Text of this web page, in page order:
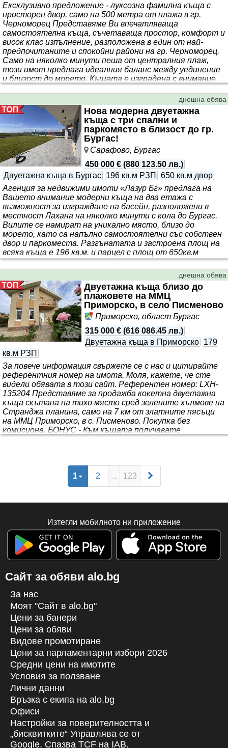
Ексклузивно предложение - луксозна фамилна къща с
просторен двор, само на 500 метра от плажа в гр.
Черноморец Представяме Ви впечатляваща
самостоятелна къща, съчетаваща простор, комфорт и
висок клас изпълнение, разположена в един от най-
предпочитаните и спокойни райони на гр. Черноморец.
Само на няколко минути пеша от централния плаж,
този имот предлага идеалния баланс между уединение
и близост до морето. Къщата е изградена с внимание
и е изпълнена с висококачествени материали и
безкомпромисна грижа към качеството. С разгъната
застроена ..
днешна обява
Нова модерна двуетажна
къща с три спални и
паркомясто в близост до гр.
Бургас!
Сарафово, Бургас
450 000 € (880 123.50 лв.)
Двуетажна къща в Бургас 196 кв.м РЗП
650 кв.м двор
Агенция за недвижими имоти «Лазур Бг» предлага на
Вашето внимание модерни къща на два етажа с
възможност за изграждане на басейн, разположени в
местност Лахана на няколко минути с кола до Бургас.
Вилите се намират на уникално място, близо до
морето, като са напълно самостоятелни със собствен
двор и паркоместа. Разгънатата и застроена площ на
всяка къща е 196 кв.м. и парцел с площ от 650кв.м
Разпределението е следното: 1-ви етаж - всекидневна,
кухня-трапезария, тоалетна, килер, веранда от която
се излиза на двора; 2-ри етаж - три спални, една от
които с гардеробна, две бани с тоалетни и дв..
днешна обява
Двуетажна къща близо до
плажовете на ММЦ
Приморско, в село Писменово
Приморско, област Бургас
315 000 € (616 086.45 лв.)
Двуетажна къща в Приморско 179
кв.м РЗП
За повече информация свържете се с нас и цитирайте
референтния номер на имота. Моля, кажете, че сте
видeли обявата в този сайт. Референтен номер: LXH-
135204 Представяме за продажба кокетна двуетажна
къща скътана на тихо място сред зелените хълмове на
Странджа планина, само на 7 км от златните пясъци
на ММЦ Приморско, в с. Писменово. Покупка без
комисиона. БОНУС - Към къщата получавате
изграждане на басейн, кът за барбекю или цветн..
1
2 ... 123
Изтегли мобилното ни приложение
Сайт за обяви alo.bg
За нас
Моят "Сайт в alo.bg"
Цени за банери
Цени за обяви
Видове промотиране
Цени за парламентарни избори 2026
Средни цени на имотите
Условия за ползване
Лични данни
Връзка с екипa на alo.bg
Офиси
Настройки за поверителността и
„бисквитките“ Управлява се от
Google. Спазва TCF на IAB.